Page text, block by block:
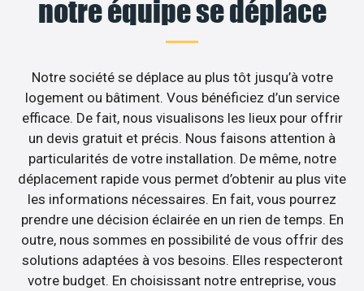
notre équipe se déplace
Notre société se déplace au plus tôt jusqu’à votre
logement ou bâtiment. Vous bénéficiez d’un service
efficace. De fait, nous visualisons les lieux pour offrir
un devis gratuit et précis. Nous faisons attention à
particularités de votre installation. De même, notre
déplacement rapide vous permet d’obtenir au plus vite
les informations nécessaires. En fait, vous pourrez
prendre une décision éclairée en un rien de temps. En
outre, nous sommes en possibilité de vous offrir des
solutions adaptées à vos besoins. Elles respecteront
votre budget. En choisissant notre entreprise, vous